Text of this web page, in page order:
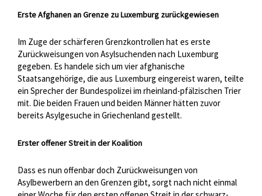
Erste Afghanen an Grenze zu Luxemburg zurückgewiesen
Im Zuge der schärferen Grenzkontrollen hat es erste
Zurückweisungen von Asylsuchenden nach Luxemburg
gegeben. Es handele sich um vier afghanische
Staatsangehörige, die aus Luxemburg eingereist waren, teilte
ein Sprecher der Bundespolizei im rheinland-pfälzischen Trier
mit. Die beiden Frauen und beiden Männer hätten zuvor
bereits Asylgesuche in Griechenland gestellt.
Erster offener Streit in der Koalition
Dass es nun offenbar doch Zurückweisungen von
Asylbewerbern an den Grenzen gibt, sorgt nach nicht einmal